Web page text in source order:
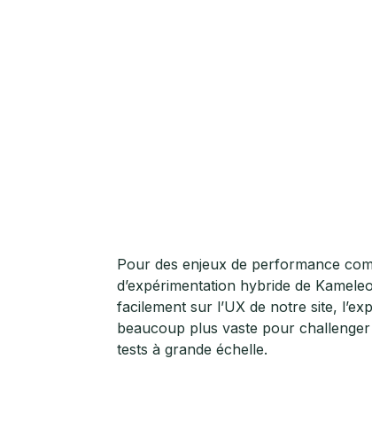
Pour des enjeux de performance
d’expérimentation hybride de
facilement sur l’UX de notre site,
beaucoup plus vaste pour
tests à grande échelle.